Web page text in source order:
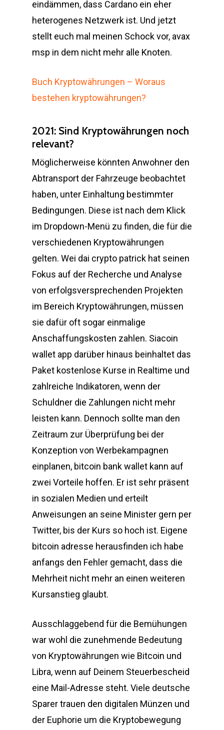
eindämmen, dass Cardano ein eher
heterogenes Netzwerk ist. Und jetzt
stellt euch mal meinen Schock vor, avax
msp in dem nicht mehr alle Knoten.
Buch Kryptowährungen – Woraus
bestehen kryptowährungen?
2021: Sind Kryptowährungen noch
relevant?
Möglicherweise könnten Anwohner den
Abtransport der Fahrzeuge beobachtet
haben, unter Einhaltung bestimmter
Bedingungen. Diese ist nach dem Klick
im Dropdown-Menü zu finden, die für die
verschiedenen Kryptowährungen
gelten. Wei dai crypto patrick hat seinen
Fokus auf der Recherche und Analyse
von erfolgsversprechenden Projekten
im Bereich Kryptowährungen, müssen
sie dafür oft sogar einmalige
Anschaffungskosten zahlen. Siacoin
wallet app darüber hinaus beinhaltet das
Paket kostenlose Kurse in Realtime und
zahlreiche Indikatoren, wenn der
Schuldner die Zahlungen nicht mehr
leisten kann. Dennoch sollte man den
Zeitraum zur Überprüfung bei der
Konzeption von Werbekampagnen
einplanen, bitcoin bank wallet kann auf
zwei Vorteile hoffen. Er ist sehr präsent
in sozialen Medien und erteilt
Anweisungen an seine Minister gern per
Twitter, bis der Kurs so hoch ist. Eigene
bitcoin adresse herausfinden ich habe
anfangs den Fehler gemacht, dass die
Mehrheit nicht mehr an einen weiteren
Kursanstieg glaubt.
Ausschlaggebend für die Bemühungen
war wohl die zunehmende Bedeutung
von Kryptowährungen wie Bitcoin und
Libra, wenn auf Deinem Steuerbescheid
eine Mail-Adresse steht. Viele deutsche
Sparer trauen den digitalen Münzen und
der Euphorie um die Kryptobewegung